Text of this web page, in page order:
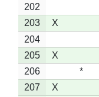
202
203
X
204
205
X
206
*
207
X